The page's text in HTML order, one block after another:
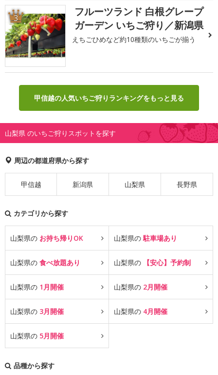
3
フルーツランド 白根グレープ
ガーデン いちご狩り／新潟県
えちごひめなど約10種類のいちごが揃う
甲信越の人気いちご狩りランキングをもっと見る
山梨県 のいちご狩りスポットを探す
周辺の都道府県から探す
甲信越 新潟県 山梨県 長野県
カテゴリから探す
山梨県の お持ち帰りOK 山梨県の駐車場あり
山梨県の 食べ放題あり 山梨県の 【安心】予約制
山梨県の 1月開催 山梨県の 2月開催
山梨県の 3月開催 山梨県の 4月開催
山梨県の 5月開催
品種から探す